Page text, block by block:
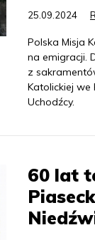
25.09.2024
Polska Misja
na emigracji.
z
Katolickiej we
Uchodźcy.
60 lat